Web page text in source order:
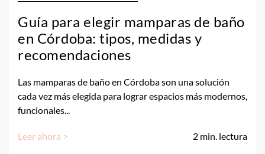
Guía para elegir mamparas de baño
en Córdoba: tipos, medidas y
recomendaciones
Las mamparas de baño en Córdoba son una solución
cada vez más elegida para lograr espacios más modernos,
funcionales...
Leer ahora > 2 min. lectura